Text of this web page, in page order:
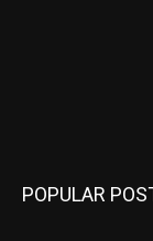
POPULAR